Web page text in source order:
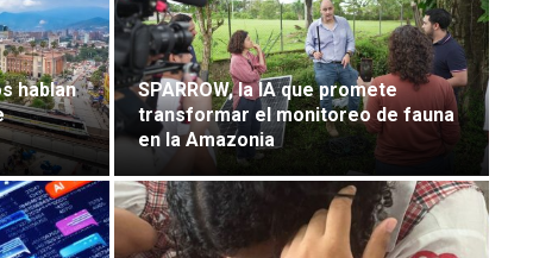
hablan
SPARROW, la IA que promete
transformar el monitoreo de fauna
en la Amazonia